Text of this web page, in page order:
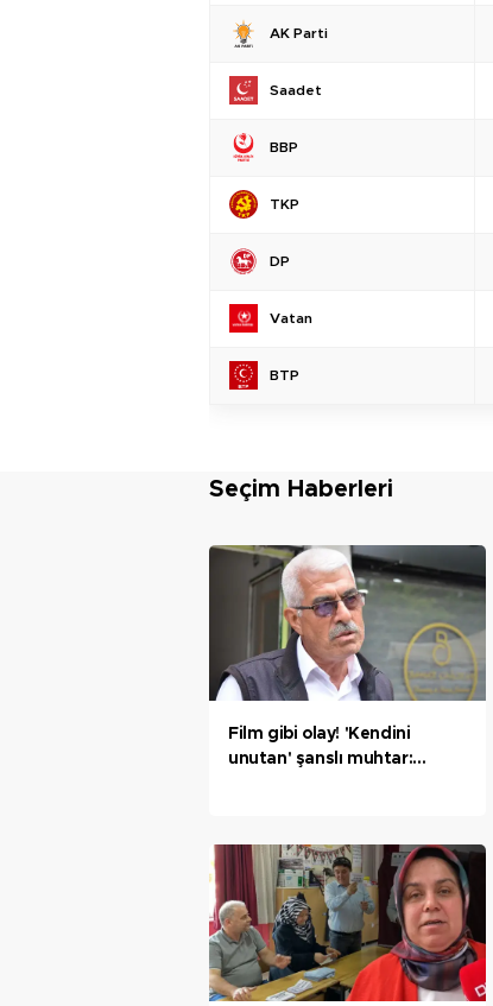
AK Parti
Saadet
BBP
TKP
DP
Vatan
BTP
Seçim Haberleri
Film gibi olay! 'Kendini
unutan' şanslı muhtar: